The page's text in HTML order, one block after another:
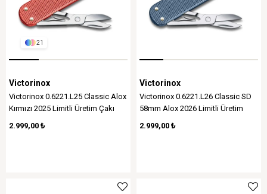
21
Victorinox
Victorinox 0.6221.L25 Classic Alox
Kırmızı 2025 Limitli Üretim Çakı
2.999,00 ₺
Victorinox
Victorinox 0.6221.L26 Classic SD
58mm Alox 2026 Limitli Üretim
Çakı, Mavi
2.999,00 ₺